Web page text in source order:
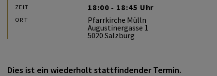
ANGEBOTE & SERVICE
ZEIT 18:00 - 18:45 Uhr
ORT
Pfarrkirche Mülln
Augustinergasse 1
5020 Salzburg
Dies ist ein wiederholt stattfindender Termin.